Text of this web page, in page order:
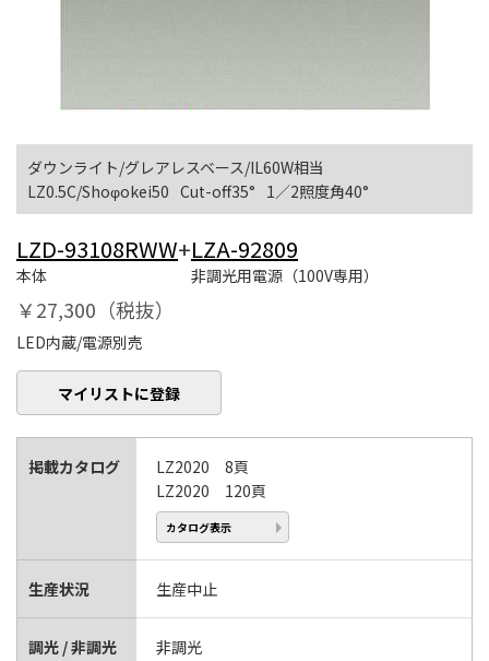
ダウンライト/グレアレスベース/IL60W相当
LZ0.5C/Shoφokei50 Cut-off35° 1／2照度角40°
LZD-93108RWW+
本体
LZA-92809
非調光用電源（100V専用）
￥27,300（税抜）
LED内蔵/電源別売
マイリストに登録
掲載カタログ
LZ2020 8頁
LZ2020 120頁
カタログ表示
生産状況 生産中止
調光 / 非調光 非調光